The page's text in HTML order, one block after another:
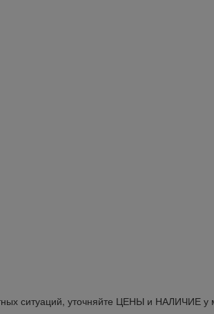
ситуаций, уточняйте ЦЕНЫ и НАЛИЧИЕ у